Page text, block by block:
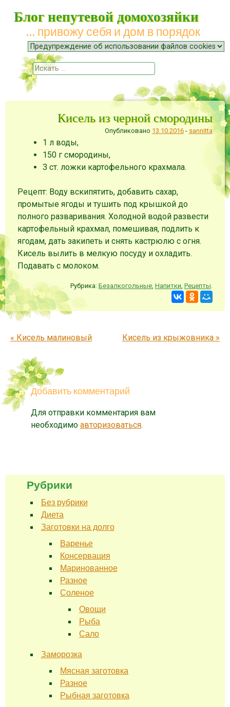
Блог непутевой домохозяйки
… привожу себя и дом в порядок
Меню
Наверх
Поиск
Кисель из черной смородины
Опубликовано 13.10.2016- sannitta
1 л воды,
150 г смородины,
3 ст. ложки картофельного крахмала.
Рецепт: Воду вскипятить, добавить сахар,
промытые ягоды и тушить под крышкой до
полного разваривания. Холодной водой развести
картофельный крахмал, помешивая, подлить к
ягодам, дать закипеть и снять кастрюлю с огня.
Кисель вылить в мелкую посуду и охладить.
Подавать с молоком.
Рубрика: Безалкогольные, Напитки Рецепты
Запись навигация
« Кисель малиновый Кисель из крыжовника »
Добавить комментарий
Для отправки комментария вам
необходимо авторизоваться.
Рубрики
Без рубрики
Диета
Заготовки на долго
Варенье
Консервация
Маринованное
Разное
Соленое
Овощи
Рыба
Сало
Заморозка
Мясная заготовка
Разное
Рыбная заготовка